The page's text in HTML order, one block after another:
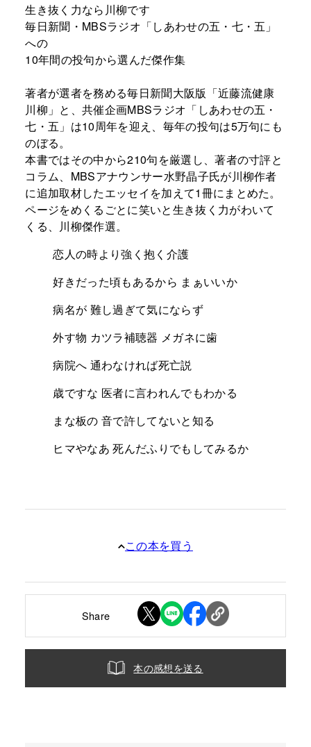
生き抜く力なら川柳です
毎日新聞・MBSラジオ「しあわせの五・七・五」
への
10年間の投句から選んだ傑作集
著者が選者を務める毎日新聞大阪版「近藤流健康
川柳」と、共催企画MBSラジオ「しあわせの五・
七・五」は10周年を迎え、毎年の投句は5万句にも
のぼる。
本書ではその中から210句を厳選し、著者の寸評と
コラム、MBSアナウンサー水野晶子氏が川柳作者
に追加取材したエッセイを加えて1冊にまとめた。
ページをめくるごとに笑いと生き抜く力がわいて
くる、川柳傑作選。
恋人の時より強く抱く介護
好きだった頃もあるから まぁいいか
病名が 難し過ぎて気にならず
外す物 カツラ補聴器 メガネに歯
病院へ 通わなければ死亡説
歳ですな 医者に言われんでもわかる
まな板の 音で許してないと知る
ヒマやなあ 死んだふりでもしてみるか
この本を買う
Share
本の感想を送る